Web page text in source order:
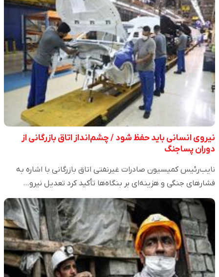
نیروی انسانی باید حفظ شود / چشم‌انداز اتاق بازرگانی از
دوران پساجنگ
نایب‌رئیس کمیسیون صادرات غیرنفتی اتاق بازرگانی با اشاره به
فشار‌های جنگی و هزینه‌ای بر بنگاه‌ها تأکید کرد تعدیل نیرو…